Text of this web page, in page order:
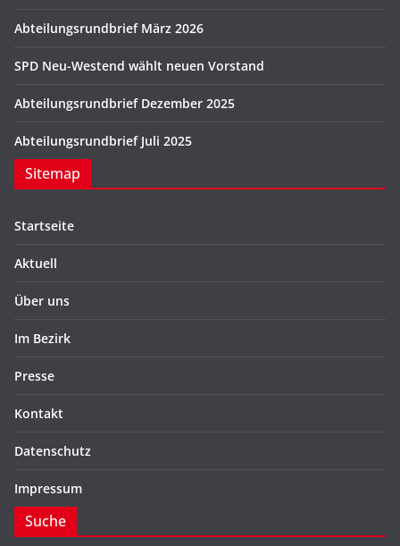
Abteilungsrundbrief März 2026
SPD Neu-Westend wählt neuen Vorstand
Abteilungsrundbrief Dezember 2025
Abteilungsrundbrief Juli 2025
Sitemap
Startseite
Aktuell
Über uns
Im Bezirk
Presse
Kontakt
Datenschutz
Impressum
Suche